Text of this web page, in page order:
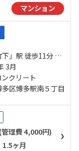
マンション
」駅 徒歩11分 鹿
徒歩26分 西鉄
駅 徒歩21分
3月
クリート
区博多駅南５丁目
(管理費 4,000円)
1.5ヶ月